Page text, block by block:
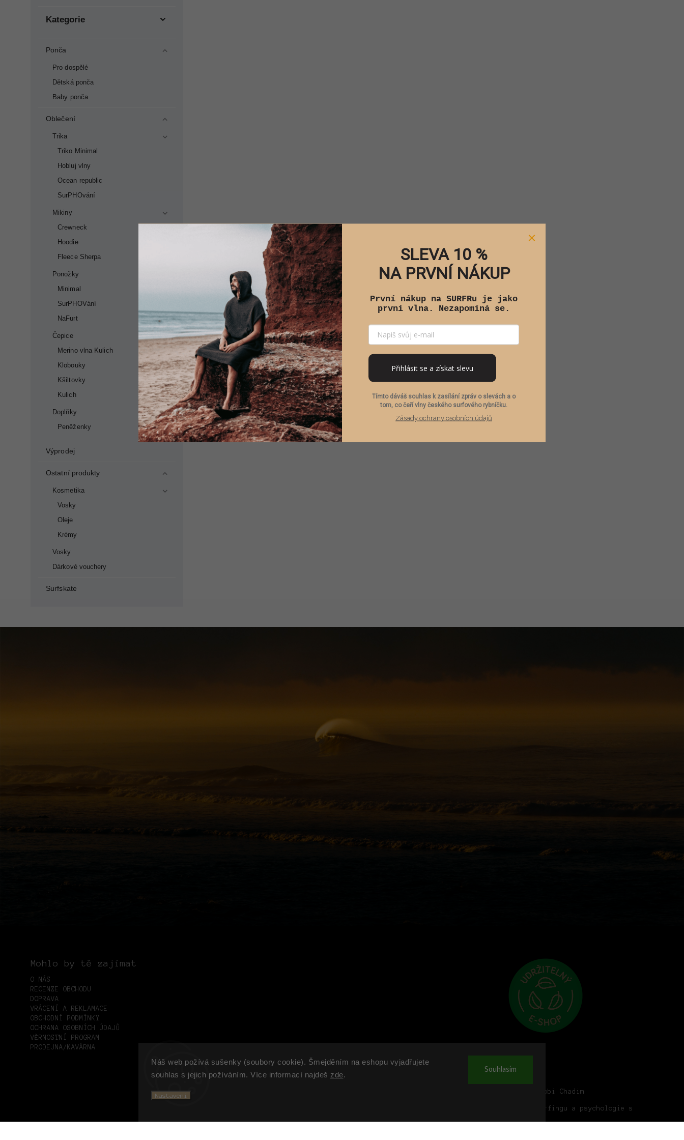
Náš web požívá sušenky (soubory cookie). Šmejděním na eshopu vyjadřujete
souhlas s jejich požíváním. Více informací najdeš zde.
Nastavení
Souhlasím
Kategorie
Ponča
Pro dospělé
Dětská ponča
Baby ponča
Oblečení
Trika
Triko Minimal
Hobluj vlny
Ocean republic
SurPHOvání
Mikiny
Crewneck
Hoodie
Fleece Sherpa
Ponožky
Minimal
SurPHOVání
NaFurt
Čepice
Merino vlna Kulich
Klobouky
Kšiltovky
Kulich
Doplňky
Peněženky
Výprodej
Ostatní produkty
Kosmetika
Vosky
Oleje
Krémy
Vosky
Dárkové vouchery
Surfskate
Mohlo by tě zajímat
O NÁS
RECENZE OBCHODU
DOPRAVA
VRÁCENÍ A REKLAMACE
OBCHODNÍ PODMÍNKY
OCHRANA OSOBNÍCH ÚDAJŮ
VĚRNOSTNÍ PROGRAM
PRODEJNA/KAVÁRNA
KONTAKT
Podcast #17: Vlnobijec Robi Chadim
Podcast #16: Synergie surfingu a psychologie s
SLEVA 10 %
NA PRVNÍ NÁKUP
První nákup na SURFRu je jako
první vlna. Nezapomíná se.
Přihlásit se a získat slevu
Tímto dáváš souhlas k zasílání zpráv o slevách a o
tom, co čeří vlny českého surfového rybníčku.
Zásady ochrany osobních údajů